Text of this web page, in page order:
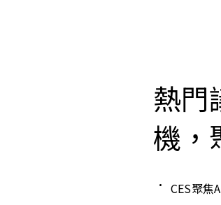
熱門
機，
CES聚焦